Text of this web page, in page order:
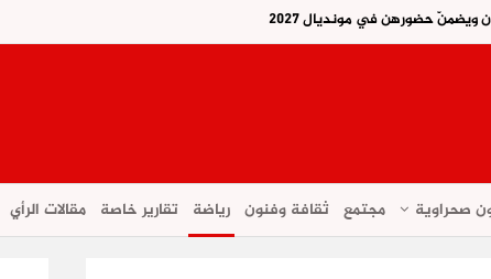
حضورهن في مونديال 2027
صحراوية مجتمع ثقافة وفنون رياضة تقارير خاصة مقالات الرأي